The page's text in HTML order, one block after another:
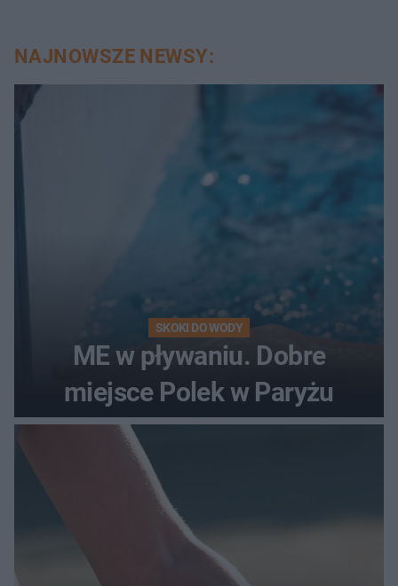
NAJNOWSZE NEWSY:
SKOKI DO WODY
ME w pływaniu. Dobre
miejsce Polek w Paryżu